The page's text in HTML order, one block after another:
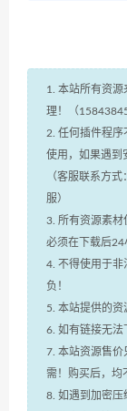
1. 本站所有资
理！（
2. 任何插件程
使用，如果遇到
（客服联系方
服）
3. 所有资源素材
必须在下载后24
4. 不得使用于非
负！
5. 本站提供的资
6. 如有链接无法
7. 本站资源售价
需！购买后，均
8. 如遇到加密压